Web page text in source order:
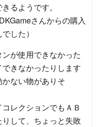
るようです。
さんからの購入
した）
が使用できなかった
きなかったりします
ない物がありそ
レクションでもＡＢ
して、ちょっと失敗